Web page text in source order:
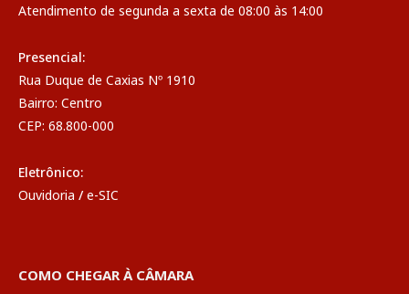
Atendimento de segunda a sexta de 08:00 às 14:00
Presencial:
Rua Duque de Caxias Nº 1910
Bairro: Centro
CEP: 68.800-000
Eletrônico:
Ouvidoria / e-SIC
COMO CHEGAR À CÂMARA